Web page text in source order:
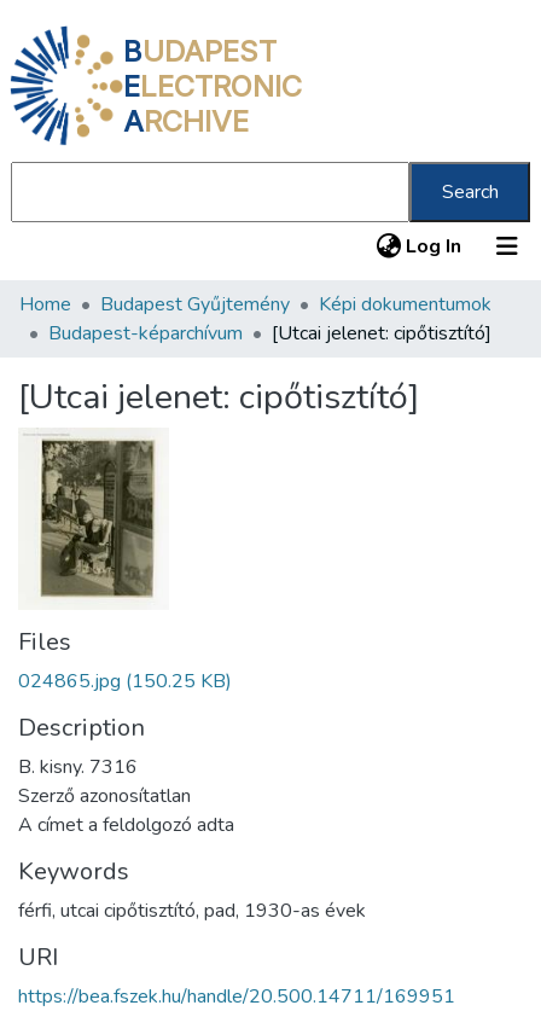
BUDAPEST
ELECTRONIC
ARCHIVE
Search
Log In (current)
Communities & Collections
Statistics
About us
Home Budapest Gyűjtemény
Képi dokumentumok
Budapest-képarchívum
[Utcai jelenet: cipőtisztító]
[Utcai jelenet: cipőtisztító]
Files
024865.jpg (150.25 KB)
Description
B. kisny. 7316
Szerző azonosítatlan
A címet a feldolgozó adta
Keywords
férfi, utcai cipőtisztító, pad, 1930-as évek
URI
https://bea.fszek.hu/handle/20.500.14711/169951